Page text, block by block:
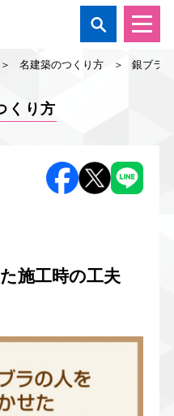

名建築のつくり方 銀ブラ
くり方
施工時の工夫